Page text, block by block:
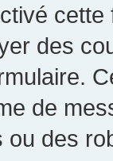
des
de
ou des